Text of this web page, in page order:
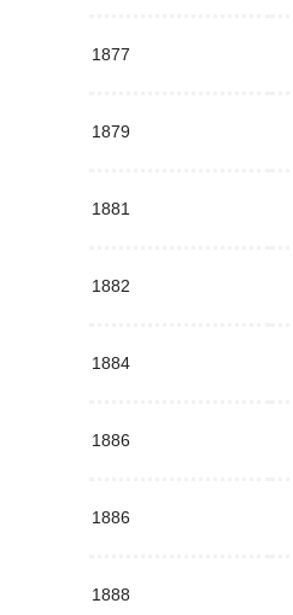
1877
1879
1881
1882
1884
1886
1886
1888